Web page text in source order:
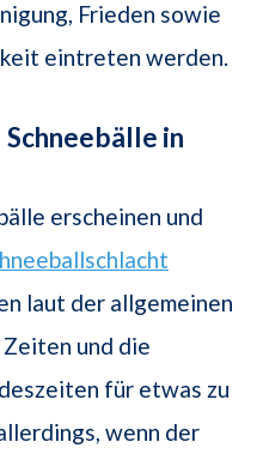
Frieden sowie
eintreten werden.
in
erscheinen und
laut der allgemeinen
und die
für etwas zu
wenn der